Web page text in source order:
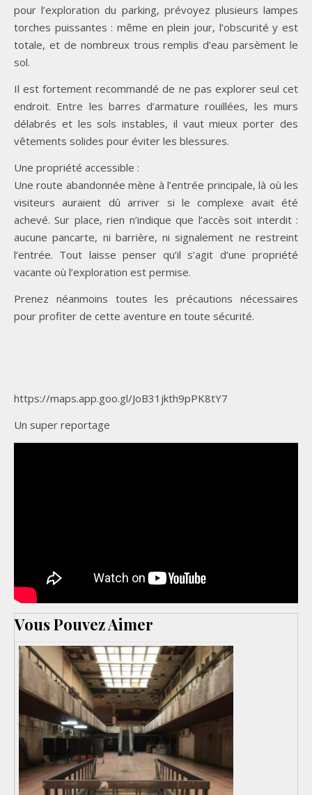
pour l’exploration du parking, prévoyez plusieurs lampes
torches puissantes : même en plein jour, l’obscurité y est
totale, et de nombreux trous remplis d’eau parsèment le
sol.
Il est fortement recommandé de ne pas explorer seul cet
endroit. Entre les barres d’armature rouillées, les murs
délabrés et les sols instables, il vaut mieux porter des
vêtements solides pour éviter les blessures.
Une propriété accessible :
Une route abandonnée mène à l’entrée principale, là où les
visiteurs auraient dû arriver si le complexe avait été
achevé. Sur place, rien n’indique que l’accès soit interdit :
aucune pancarte, ni barrière, ni signalement ne restreint
l’entrée. Tout laisse penser qu’il s’agit d’une propriété
vacante où l’exploration est permise.
Prenez néanmoins toutes les précautions nécessaires
pour profiter de cette aventure en toute sécurité.
https://maps.app.goo.gl/JoB31jkth9pPK8tY7
Un super reportage
Vous Pouvez Aimer